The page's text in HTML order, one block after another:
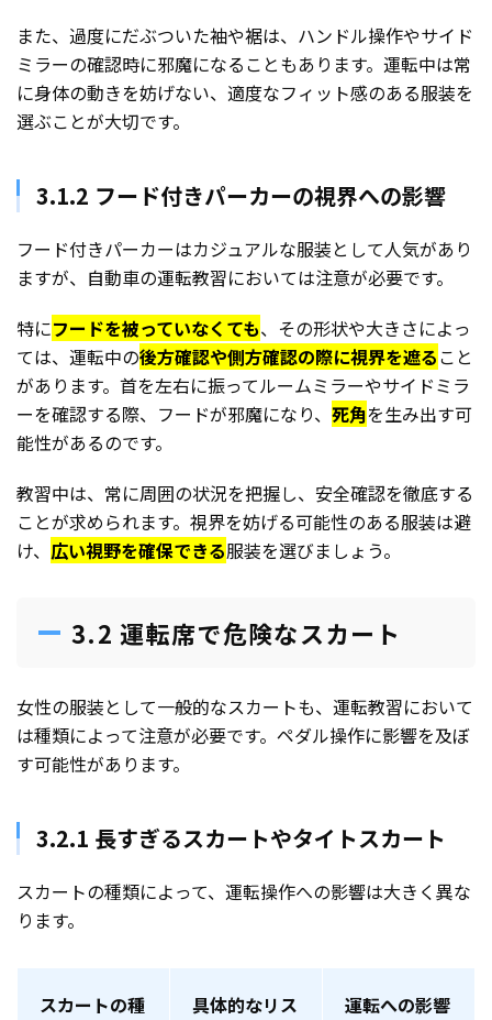
また、過度にだぶついた袖や裾は、ハンドル操作やサイド
ミラーの確認時に邪魔になることもあります。運転中は常
に身体の動きを妨げない、適度なフィット感のある服装を
選ぶことが大切です。
3.1.2 フード付きパーカーの視界への影響
フード付きパーカーはカジュアルな服装として人気があり
ますが、自動車の運転教習においては注意が必要です。
特にフードを被っていなくても、その形状や大きさによっ
ては、運転中の後方確認や側方確認の際に視界を遮ること
があります。首を左右に振ってルームミラーやサイドミラ
ーを確認する際、フードが邪魔になり、 死角を生み出す可
能性があるのです。
教習中は、常に周囲の状況を把握し、安全確認を徹底する
ことが求められます。視界を妨げる可能性のある服装は避
け、 広い視野を確保できる服装を選びましょう。
3.2 運転席で危険なスカート
女性の服装として一般的なスカートも、運転教習において
は種類によって注意が必要です。ペダル操作に影響を及ぼ
す可能性があります。
3.2.1 長すぎるスカートやタイトスカート
スカートの種類によって、運転操作への影響は大きく異な
ります。
スカートの種
具体的なリス
運転への影響